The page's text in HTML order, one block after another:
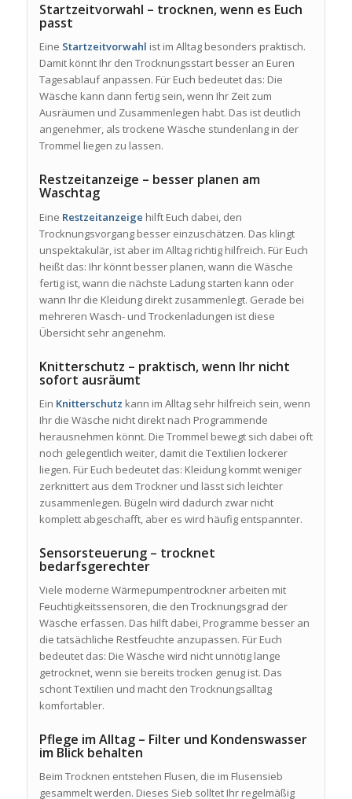
Startzeitvorwahl – trocknen, wenn es Euch
passt
Eine Startzeitvorwahl ist im Alltag besonders praktisch.
Damit könnt Ihr den Trocknungsstart besser an Euren
Tagesablauf anpassen. Für Euch bedeutet das: Die
Wäsche kann dann fertig sein, wenn Ihr Zeit zum
Ausräumen und Zusammenlegen habt. Das ist deutlich
angenehmer, als trockene Wäsche stundenlang in der
Trommel liegen zu lassen.
Restzeitanzeige – besser planen am
Waschtag
Eine Restzeitanzeige hilft Euch dabei, den
Trocknungsvorgang besser einzuschätzen. Das klingt
unspektakulär, ist aber im Alltag richtig hilfreich. Für Euch
heißt das: Ihr könnt besser planen, wann die Wäsche
fertig ist, wann die nächste Ladung starten kann oder
wann Ihr die Kleidung direkt zusammenlegt. Gerade bei
mehreren Wasch- und Trockenladungen ist diese
Übersicht sehr angenehm.
Knitterschutz – praktisch, wenn Ihr nicht
sofort ausräumt
Ein Knitterschutz kann im Alltag sehr hilfreich sein, wenn
Ihr die Wäsche nicht direkt nach Programmende
herausnehmen könnt. Die Trommel bewegt sich dabei oft
noch gelegentlich weiter, damit die Textilien lockerer
liegen. Für Euch bedeutet das: Kleidung kommt weniger
zerknittert aus dem Trockner und lässt sich leichter
zusammenlegen. Bügeln wird dadurch zwar nicht
komplett abgeschafft, aber es wird häufig entspannter.
Sensorsteuerung – trocknet
bedarfsgerechter
Viele moderne Wärmepumpentrockner arbeiten mit
Feuchtigkeitssensoren, die den Trocknungsgrad der
Wäsche erfassen. Das hilft dabei, Programme besser an
die tatsächliche Restfeuchte anzupassen. Für Euch
bedeutet das: Die Wäsche wird nicht unnötig lange
getrocknet, wenn sie bereits trocken genug ist. Das
schont Textilien und macht den Trocknungsalltag
komfortabler.
Pflege im Alltag – Filter und Kondenswasser
im Blick behalten
Beim Trocknen entstehen Flusen, die im Flusensieb
gesammelt werden. Dieses Sieb solltet Ihr regelmäßig